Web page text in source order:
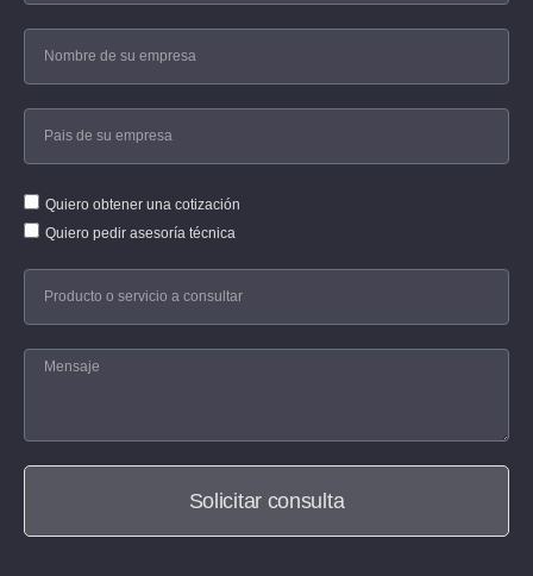
Quiero obtener una cotización
Quiero pedir asesoría técnica
Solicitar consulta